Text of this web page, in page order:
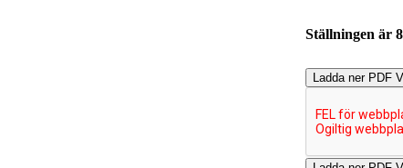
Ställningen är
Ladda ner PDF